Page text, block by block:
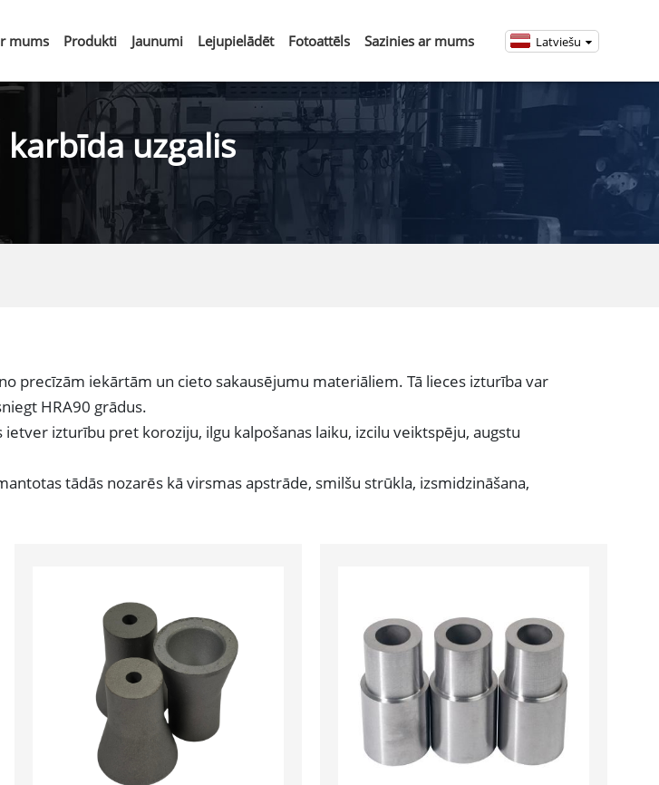
mums Produkti Jaunumi Lejupielādēt Fotoattēls Sazinies ar mums Latviešu
uzgalis
precīzām iekārtām un cieto sakausējumu materiāliem. Tā lieces izturība var
HRA90 grādus.
izturību pret koroziju, ilgu kalpošanas laiku, izcilu veiktspēju, augstu
tādās nozarēs kā virsmas apstrāde, smilšu strūkla, izsmidzināšana,